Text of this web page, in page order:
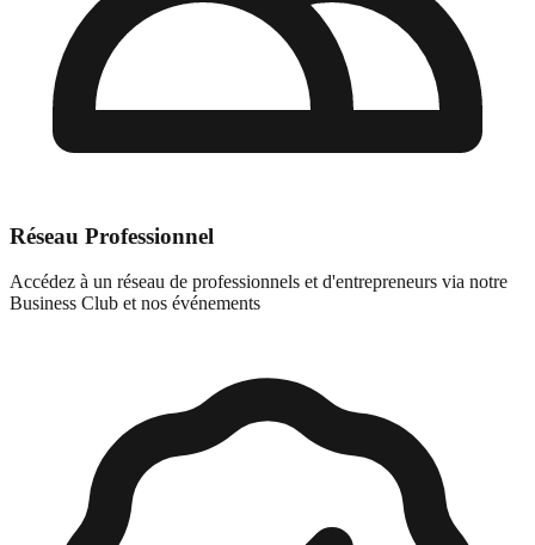
Réseau Professionnel
Accédez à un réseau de professionnels et d'entrepreneurs via notre
Business Club et nos événements